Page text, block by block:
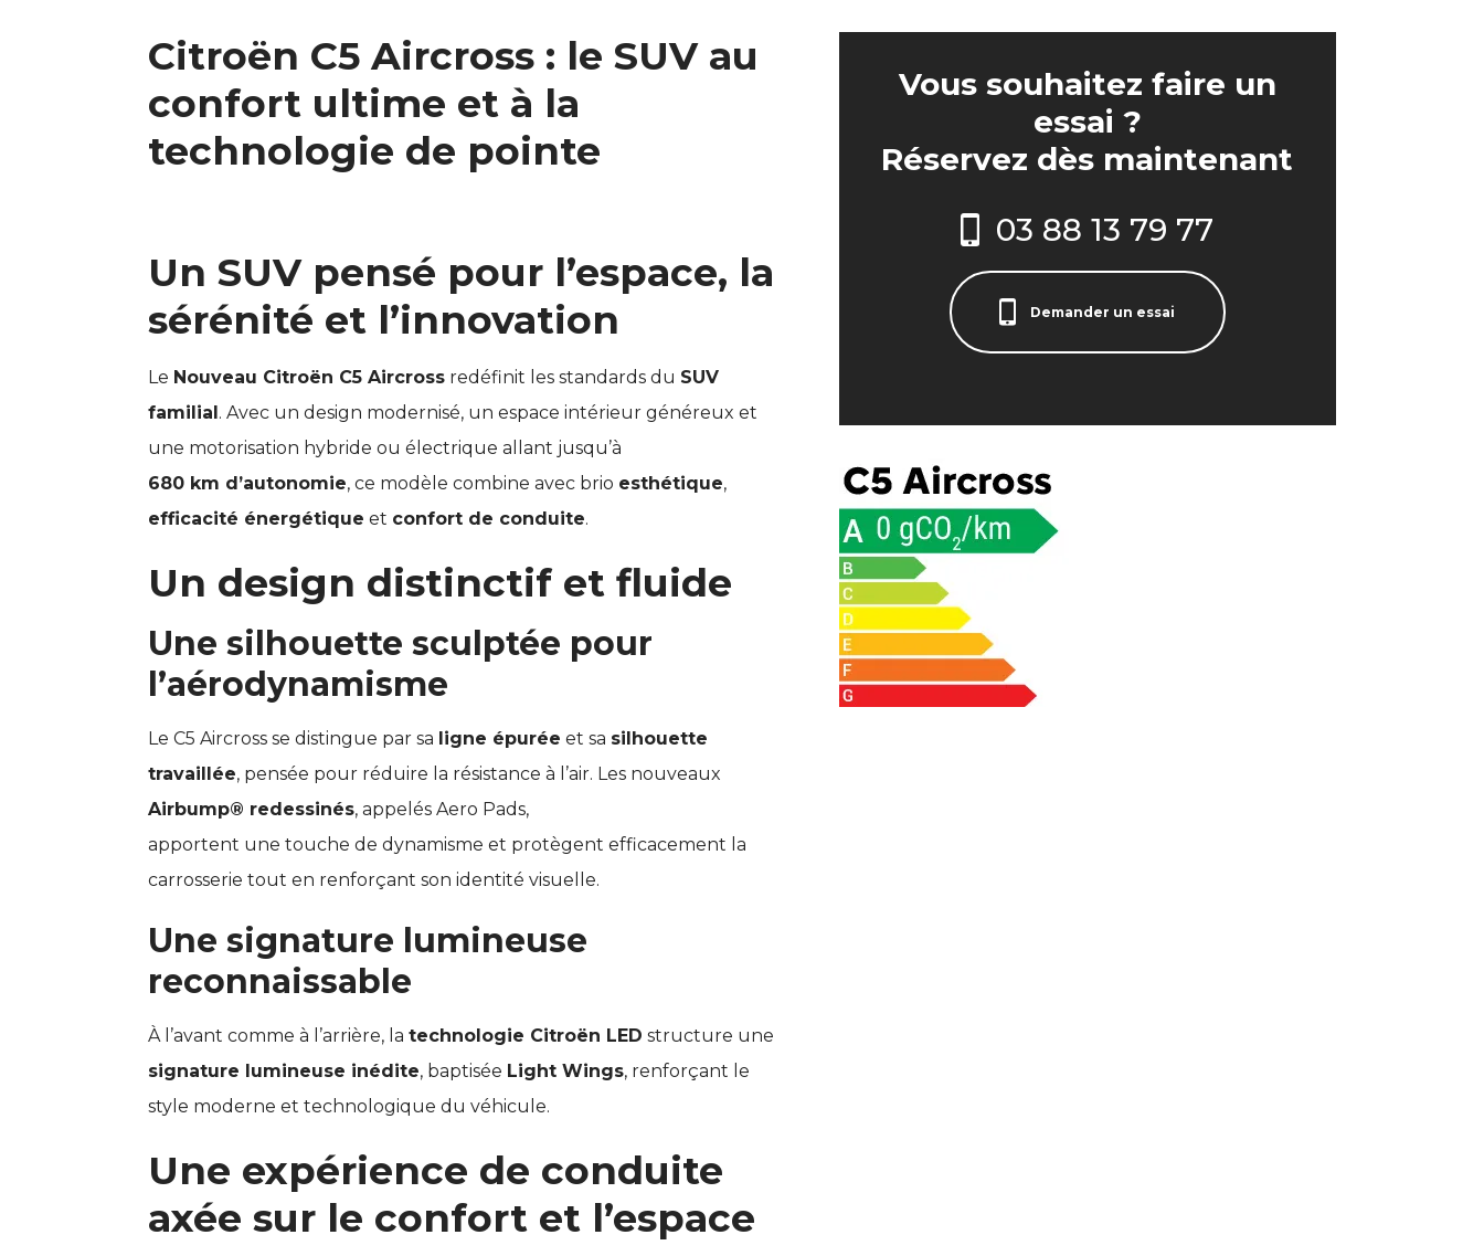
Citroën C5 Aircross : le SUV au
confort ultime et à la
technologie de pointe
Un SUV pensé pour l’espace, la
sérénité et l’innovation
Le Nouveau Citroën C5 Aircross redéfinit les standards du SUV
familial. Avec un design modernisé, un espace intérieur généreux et
une motorisation hybride ou électrique allant jusqu’à
680 km d’autonomie, ce modèle combine avec brio esthétique,
efficacité énergétique et confort de conduite.
Un design distinctif et fluide
Une silhouette sculptée pour
l’aérodynamisme
Le C5 Aircross se distingue par sa ligne épurée et sa silhouette
travaillée, pensée pour réduire la résistance à l’air. Les nouveaux
Airbump® redessinés, appelés Aero Pads,
apportent une touche de dynamisme et protègent efficacement la
carrosserie tout en renforçant son identité visuelle.
Une signature lumineuse
reconnaissable
À l’avant comme à l’arrière, latechnologie Citroën LED structure une
signature lumineuse inédite, baptisée Light Wings, renforçant le
style moderne et technologique du véhicule.
Une expérience de conduite
axée sur le confort et l’espace
Vous souhaitez faire un
essai ?
Réservez dès maintenant
03 88 13 79 77
Demander un essai